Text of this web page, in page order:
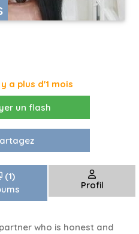
a plus d'1 mois
un flash
(1)
Profil
who is honest and